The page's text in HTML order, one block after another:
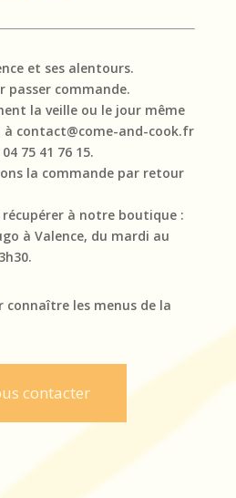
et ses alentours.
passer commande.
la veille ou le jour même
à contact@come-and-cook.fr
75 41 76 15.
la commande par retour
récupérer à notre boutique :
à Valence, du mardi au
connaître les menus de la
contacter